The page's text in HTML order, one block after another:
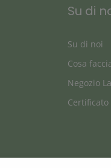
Su di
Su di noi
Cosa
Negozio